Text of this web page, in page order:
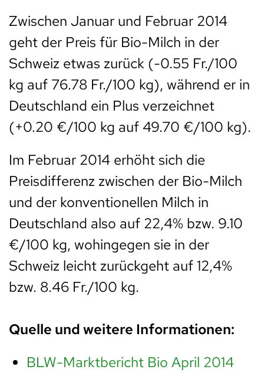
Zwischen Januar und Februar 2014
geht der Preis für Bio-Milch in der
Schweiz etwas zurück (-0.55 Fr./100
kg auf 76.78 Fr./100 kg), während er in
Deutschland ein Plus verzeichnet
(+0.20 €/100 kg auf 49.70 €/100 kg).
Im Februar 2014 erhöht sich die
Preisdifferenz zwischen der Bio-Milch
und der konventionellen Milch in
Deutschland also auf 22,4% bzw. 9.10
€/100 kg, wohingegen sie in der
Schweiz leicht zurückgeht auf 12,4%
bzw. 8.46 Fr./100 kg.
Quelle und weitere Informationen:
BLW-Marktbericht Bio April 2014